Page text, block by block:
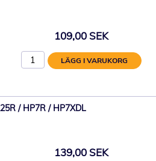
109,00 SEK
LÄGG I VARUKORG
/ HP7R / HP7XDL
139,00 SEK